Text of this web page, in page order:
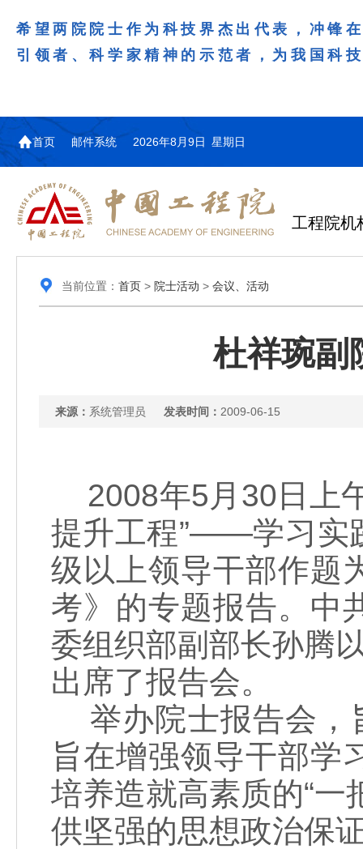
希望两院院士作为科技界杰出代表，冲锋
引领者、科学家精神的示范者，为我国科
首页 邮件系统 2026年8月9日 星期日
工程院机
当前位置： 首页> 院士活动 > 会议、活动
杜祥琬副
来源： 系统管理员 发表时间： 2009-06-15
2008年5月30日上
提升工程”——学习实
级以上领导干部作题
考》的专题报告。中
委组织部副部长孙腾
出席了报告会。
举办院士报告会，
旨在增强领导干部学
培养造就高素质的“一
供坚强的思想政治保